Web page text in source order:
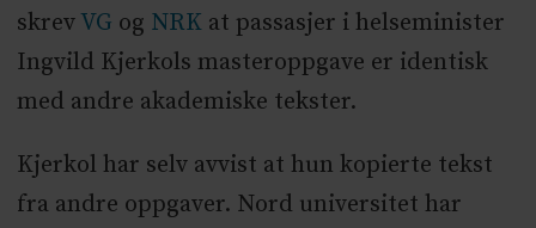
skrevVG og NRKat passasjer i helseminister
Ingvild Kjerkols masteroppgave er identisk
med andre akademiske tekster.
Kjerkol har selv avvist at hun kopierte tekst
fra andre oppgaver. Nord universitet har